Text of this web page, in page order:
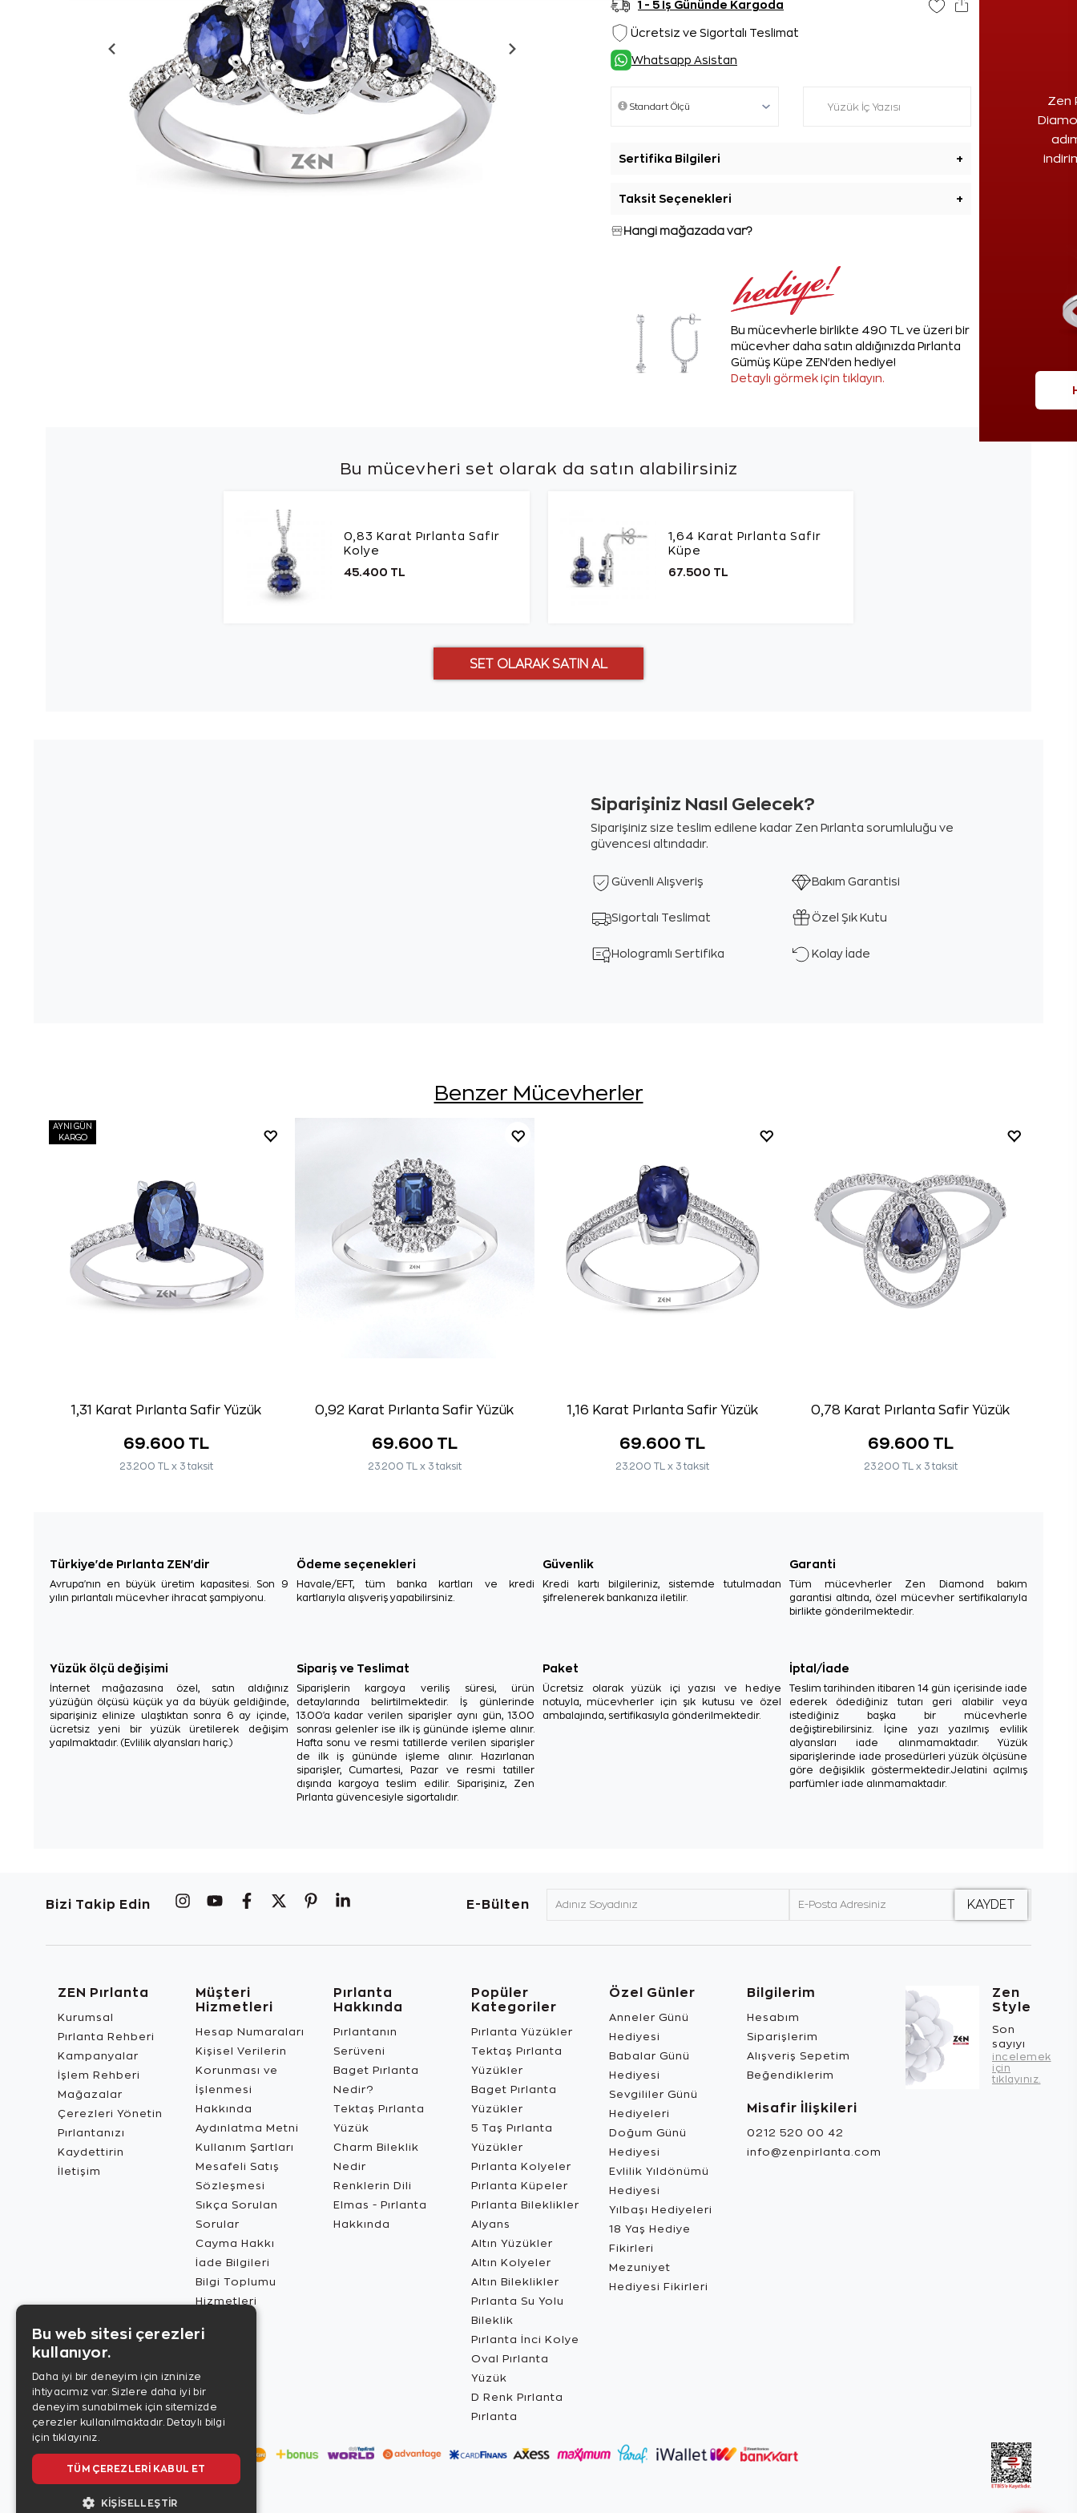
Zen
1 - 5 İş Gününde Kargoda
Ücretsiz ve Sigortalı Teslimat
Whatsapp Asistan
Sertifika Bilgileri +
Taksit Seçenekleri +
Hangi mağazada var?
Bu mücevherle birlikte 490 TL ve üzeri bir
mücevher daha satın aldığınızda Pırlanta
Gümüş Küpe ZEN'den hediye!
Detaylı görmek için tıklayın.
Bu mücevheri set olarak da satın alabilirsiniz
0,83 Karat Pırlanta Safir
Kolye
45.400 TL
1,64 Karat Pırlanta Safir
Küpe
67.500 TL
Siparişiniz Nasıl Gelecek?
Siparişiniz size teslim edilene kadar Zen Pırlanta sorumluluğu ve
güvencesi altındadır.
Güvenli Alışveriş Bakım Garantisi
Sigortalı Teslimat Özel Şık Kutu
Hologramlı Sertifika Kolay İade
Benzer Mücevherler
AYNI GÜN
KARGO
1,31 Karat Pırlanta Safir Yüzük
69.600 TL
23.200 TL x 3 taksit
0,92 Karat Pırlanta Safir Yüzük
69.600 TL
23.200 TL x 3 taksit
1,16 Karat Pırlanta Safir Yüzük
69.600 TL
23.200 TL x 3 taksit
0,78 Karat Pırlanta Safir Yüzük
69.600 TL
23.200 TL x 3 taksit
Türkiye'de Pırlanta ZEN'dir
Avrupa'nın en büyük üretim kapasitesi. Son 9
yılın pırlantalı mücevher ihracat şampiyonu.
Ödeme seçenekleri
Havale/EFT, tüm banka kartları ve kredi
kartlarıyla alışveriş yapabilirsiniz.
Güvenlik
Kredi kartı bilgileriniz, sistemde tutulmadan
şifrelenerek bankanıza iletilir.
Garanti
Tüm mücevherler Zen Diamond bakım
garantisi altında, özel mücevher sertifikalarıyla
birlikte gönderilmektedir.
Yüzük ölçü değişimi
İnternet mağazasına özel, satın aldığınız
yüzüğün ölçüsü küçük ya da büyük geldiğinde,
siparişiniz elinize ulaştıktan sonra 6 ay içinde,
ücretsiz yeni bir yüzük üretilerek değişim
yapılmaktadır. (Evlilik alyansları hariç.)
Sipariş ve Teslimat
Siparişlerin kargoya veriliş süresi, ürün
detaylarında belirtilmektedir. İş günlerinde
13.00'a kadar verilen siparişler aynı gün, 13.00
sonrası gelenler ise ilk iş gününde işleme alınır.
Hafta sonu ve resmi tatillerde verilen siparişler
de ilk iş gününde işleme alınır. Hazırlanan
siparişler, Cumartesi, Pazar ve resmi tatiller
dışında kargoya teslim edilir. Siparişiniz, Zen
Pırlanta güvencesiyle sigortalıdır.
Paket
Ücretsiz olarak yüzük içi yazısı ve hediye
notuyla, mücevherler için şık kutusu ve özel
ambalajında, sertifikasıyla gönderilmektedir.
İptal/İade
Teslim tarihinden itibaren 14 gün içerisinde iade
ederek ödediğiniz tutarı geri alabilir veya
istediğiniz başka bir mücevherle
değiştirebilirsiniz. İçine yazı yazılmış evlilik
alyansları iade alınmamaktadır. Yüzük
siparişlerinde iade prosedürleri yüzük ölçüsüne
göre değişiklik göstermektedir.Jelatini açılmış
parfümler iade alınmamaktadır.
Bizi Takip Edin E-Bülten
ZEN Pırlanta
Kurumsal
Pırlanta Rehberi
Kampanyalar
İşlem Rehberi
Mağazalar
Çerezleri Yönetin
Pırlantanızı
Kaydettirin
İletişim
Müşteri
Hizmetleri
Hesap Numaraları
Kişisel Verilerin
Korunması ve
İşlenmesi
Hakkında
Aydınlatma Metni
Kullanım Şartları
Mesafeli Satış
Sözleşmesi
Sıkça Sorulan
Sorular
Cayma Hakkı
İade Bilgileri
Bilgi Toplumu
Hizmetleri
Pırlanta
Hakkında
Pırlantanın
Serüveni
Baget Pırlanta
Nedir?
Tektaş Pırlanta
Yüzük
Charm Bileklik
Nedir
Renklerin Dili
Elmas - Pırlanta
Hakkında
Popüler
Kategoriler
Pırlanta Yüzükler
Tektaş Pırlanta
Yüzükler
Baget Pırlanta
Yüzükler
5 Taş Pırlanta
Yüzükler
Pırlanta Kolyeler
Pırlanta Küpeler
Pırlanta Bileklikler
Alyans
Altın Yüzükler
Altın Kolyeler
Altın Bileklikler
Pırlanta Su Yolu
Bileklik
Pırlanta İnci Kolye
Oval Pırlanta
Yüzük
D Renk Pırlanta
Pırlanta
Özel Günler
Anneler Günü
Hediyesi
Babalar Günü
Hediyesi
Sevgililer Günü
Hediyeleri
Doğum Günü
Hediyesi
Evlilik Yıldönümü
Hediyesi
Yılbaşı Hediyeleri
18 Yaş Hediye
Fikirleri
Mezuniyet
Hediyesi Fikirleri
Bilgilerim
Hesabım
Siparişlerim
Alışveriş Sepetim
Beğendiklerim
Misafir İlişkileri
0212 520 00 42
info@zenpirlanta.com
Zen
Style
Son
sayıyı
incelemek
için
tıklayınız.
Bu web sitesi çerezleri
kullanıyor.
Daha iyi bir deneyim için izninize
ihtiyacımız var. Sizlere daha iyi bir
deneyim sunabilmek için sitemizde
çerezler kullanılmaktadır. Detaylı bilgi
için tıklayınız.
TÜM ÇEREZLERI KABUL ET
KIŞISELLEŞTIR